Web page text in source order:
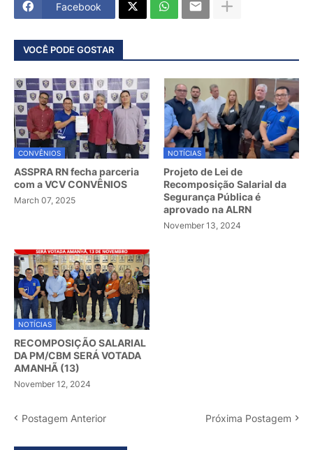
Facebook
VOCÊ PODE GOSTAR
CONVÊNIOS
ASSPRA RN fecha parceria
com a VCV CONVÊNIOS
March 07, 2025
NOTÍCIAS
Projeto de Lei de
Recomposição Salarial da
Segurança Pública é
aprovado na ALRN
November 13, 2024
NOTÍCIAS
RECOMPOSIÇÃO SALARIAL
DA PM/CBM SERÁ VOTADA
AMANHÃ (13)
November 12, 2024
Postagem Anterior Próxima Postagem